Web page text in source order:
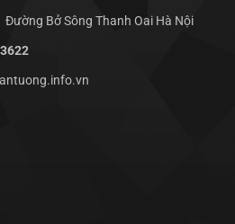
Đường Bở Sông Thanh Oai Hà Nội